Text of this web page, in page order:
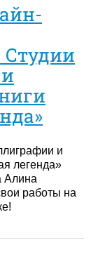
и
легенда»
Алина
работы на